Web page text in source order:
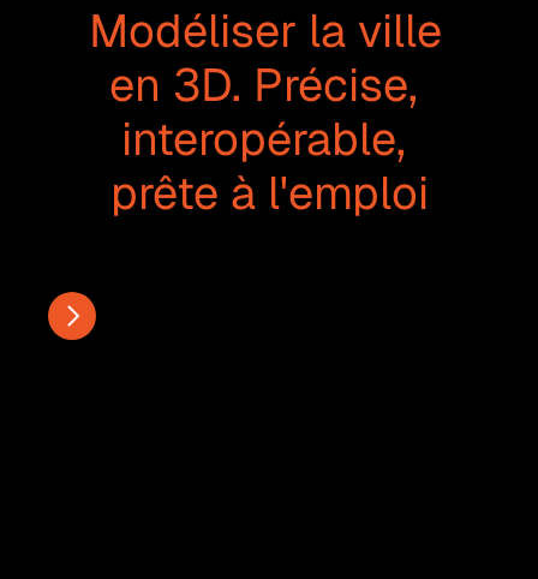
Modéliser la ville
en 3D. Précise,
interopérable,
prête à l'emploi